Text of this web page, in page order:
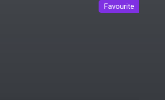
Exclusivity